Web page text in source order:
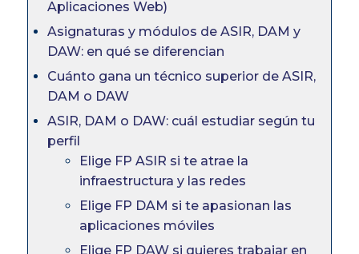
Aplicaciones Web)
Asignaturas y módulos de ASIR, DAM y
DAW: en qué se diferencian
Cuánto gana un técnico superior de ASIR,
DAM o DAW
ASIR, DAM o DAW: cuál estudiar según tu
perfil
Elige FP ASIR si te atrae la
infraestructura y las redes
Elige FP DAM si te apasionan las
aplicaciones móviles
Elige FP DAW si quieres trabajar en